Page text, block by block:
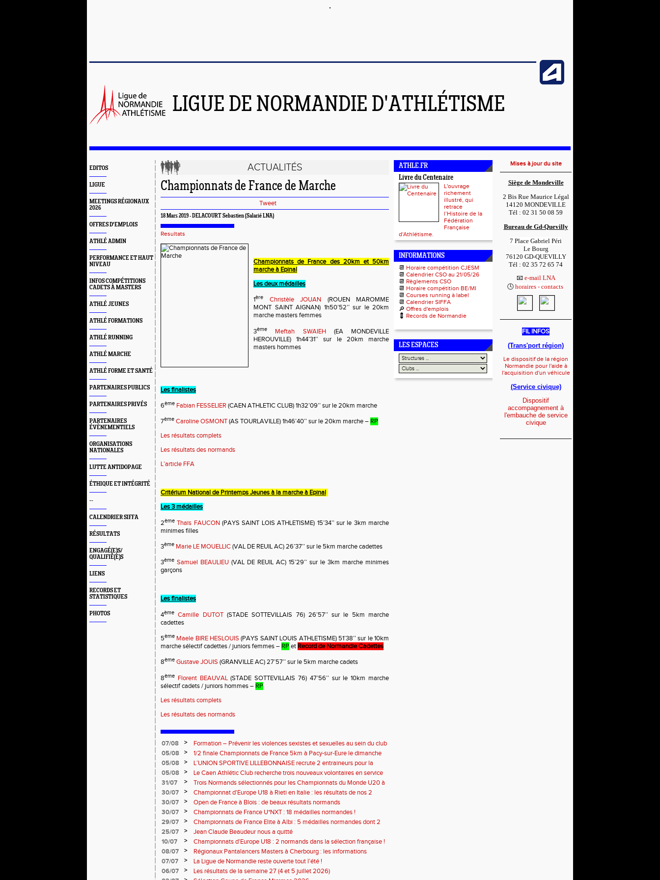
LIGUE DE NORMANDIE D'ATHLÉTISME
EDITOS
LIGUE
MEETINGS RÉGIONAUX
2026
OFFRES D'EMPLOIS
ATHLÉ ADMIN
PERFORMANCE ET HAUT
NIVEAU
INFOS COMPÉTITIONS
CADETS À MASTERS
ATHLÉ JEUNES
ATHLÉ FORMATIONS
ATHLÉ RUNNING
ATHLÉ MARCHE
ATHLÉ FORME ET SANTÉ
PARTENAIRES PUBLICS
PARTENAIRES PRIVÉS
PARTENAIRES
ÉVÈNEMENTIELS
ORGANISATIONS
NATIONALES
LUTTE ANTIDOPAGE
ÉTHIQUE ET INTÉGRITÉ
--
CALENDRIER SIFFA
RÉSULTATS
ENGAGÉ(E)S/
QUALIFIÉ(E)S
LIENS
RECORDS ET
STATISTIQUES
PHOTOS
ACTUALITÉS
Championnats de France de Marche
Tweet
18 Mars 2019 - DELACOURT Sebastien (Salarié LNA)
Resultats
Championnats de France des 20km et 50km
marche à Epinal
Les deux médailles
1ère Christèle JOUAN (ROUEN MAROMME
MONT SAINT AIGNAN) 1h50’52’’ sur le 20km
marche masters femmes
3ème Meftah SWAIEH(EA MONDEVILLE
HEROUVILLE) 1h44’31’’ sur le 20km marche
masters hommes
Les finalistes
6ème Fabian FESSELIER(CAEN ATHLETIC CLUB) 1h32’09’’ sur le 20km marche
7ème Caroline OSMONT(AS TOURLAVILLE) 1h46’40’’ sur le 20km marche – RP
Les résultats complets
Les résultats des normands
L’article FFA
Critérium National de Printemps Jeunes à la marche à Epinal
Les 3 médailles
2ème Thaïs FAUCON(PAYS SAINT LOIS ATHLETISME) 15’34’’ sur le 3km marche
minimes filles
3ème Marie LE MOUELLIC(VAL DE REUIL AC) 26’37’’ sur le 5km marche cadettes
3ème Samuel BEAULIEU (VAL DE REUIL AC) 15’29’’ sur le 3km marche minimes
garçons
Les finalistes
4ème Camille DUTOT(STADE SOTTEVILLAIS 76) 26’57’’ sur le 5km marche
cadettes
5ème Maele BIRE HESLOUIS (PAYS SAINT LOUIS ATHLETISME) 51’38’’ sur le 10km
marche sélectif cadettes / juniors femmes – RPet Record de Normandie Cadettes
8ème Gustave JOUIS (GRANVILLE AC) 27’57’’ sur le 5km marche cadets
8ème Florent BEAUVAL(STADE SOTTEVILLAIS 76) 47’56’’ sur le 10km marche
sélectif cadets / juniors hommes – RP
Les résultats complets
Les résultats des normands
07/08 >
Formation – Prévenir les violences sexistes et sexuelles au sein du club
: le 26 septembre 2026
05/08 >
1/2 finale Championnats de France 5km à Pacy-sur-Eure le dimanche
13 septembre 2026 : les informations
05/08 >
L’UNION SPORTIVE LILLEBONNAISE recrute 2 entraineurs pour la
rentrée 2026
05/08 >
Le Caen Athlétic Club recherche trois nouveaux volontaires en service
civique à compter de septembre 2026
31/07 >
Trois Normands sélectionnés pour les Championnats du Monde U20 à
Eugene !
30/07 >
Championnat d'Europe U18 à Rieti en Italie : les résultats de nos 2
normands
30/07 >
Open de France à Blois : de beaux résultats normands
30/07
>
Championnats de France U*NXT : 18 médailles normandes !
29/07
>
Championnats de France Elite à Albi : 5 médailles normandes dont 2
titres !
25/07 >
Jean Claude Beaudeur nous a quitté
10/07
>
Championnats d'Europe U18 : 2 normands dans la sélection française !
08/07
>
Régionaux Pantalancers Masters à Cherbourg : les informations
07/07
>
La Ligue de Normandie reste ouverte tout l’été !
06/07
>
Les résultats de la semaine 27 (4 et 5 juillet 2026)
ATHLE.FR
Livre du Centenaire
L'ouvrage
richement
illustré, qui
retrace
l’Histoire de la
Fédération
Française
d'Athlétisme.
INFORMATIONS
📆 Horaire compétition CJESM
📆 Calendrier CSO au 21/05/26
📆 Règlements CSO
📆 Horaire compétition BE/MI
📆 Courses running à label
📆 Calendrier SIFFA
🔎 Offres d'emplois
💈 Records de Normandie
LES ESPACES
Mises à jour du site
Siège de Mondeville
2 Bis Rue Maurice Légal
14120 MONDEVILLE
Tél : 02 31 50 08 59
Bureau de Gd-Quevilly
7 Place Gabriel Péri
Le Bourg
76120 GD-QUEVILLY
Tél : 02 35 72 65 74
📧 e-mail LNA
🕓 horaires - contacts1
FIL INFOS
(Trans'port région)
Le dispositif de la région
Normandie pour l'aide à
l'acquisition d'un véhicule
(Service civique)
Dispositif
accompagnement à
l'embauche de service
civique